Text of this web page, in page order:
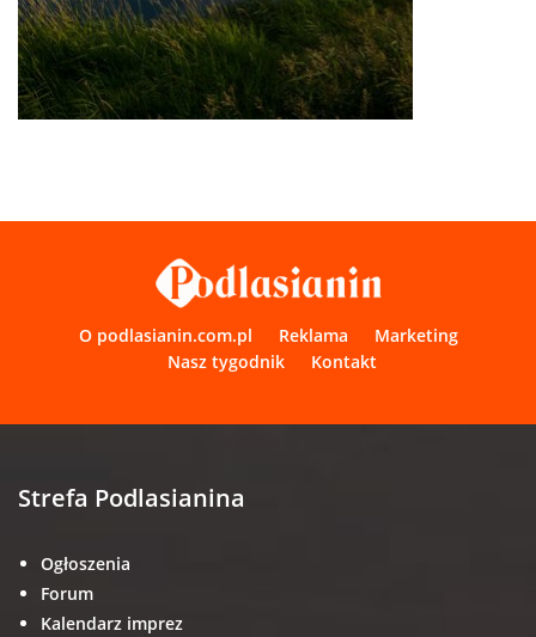
O podlasianin.com.pl Reklama
Marketing
Nasz tygodnik
Kontakt
Strefa Podlasianina
Ogłoszenia
Forum
Kalendarz imprez